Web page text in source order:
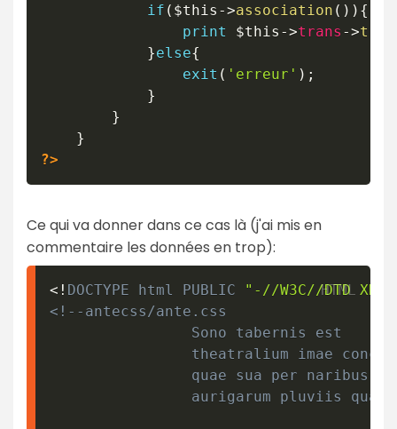
if ( $this ->association ( ) ) {
print
$this ->trans ->
}else{
exit ( 'erreur' ) ;
}
}
}
?>
Ce qui va donner dans ce cas là (j'ai mis en
commentaire les données en trop):
<! DOCTYPE html PUBLIC
"-//W3C//DTD
<!--antecss/ante.css